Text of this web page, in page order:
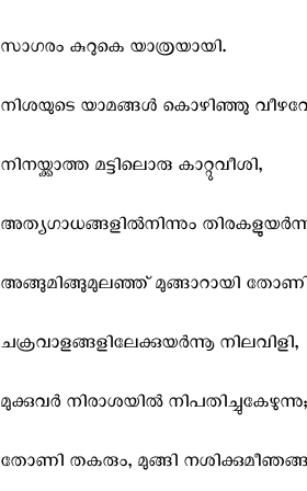
സാഗരം കുറുകെ യാത്രയായി.
നിശയുടെ യാമങ്ങള്‍ കൊഴിഞ്ഞു
നിനയ്ക്കാത്ത മട്ടിലൊരു കാറ്റുവീശി,
അത്യഗാധങ്ങളില്‍നിന്നും
അങ്ങുമിങ്ങുമുലഞ്ഞ് മുങ്ങാറായി
ചക്രവാളങ്ങളിലേക്കുയര്‍ന്നൂ നിലവിളി,
മുക്കുവര്‍ നിരാശയില്‍ നിപതിച്ചുകേഴുന്നു;
തോണി തകരും, മുങ്ങി